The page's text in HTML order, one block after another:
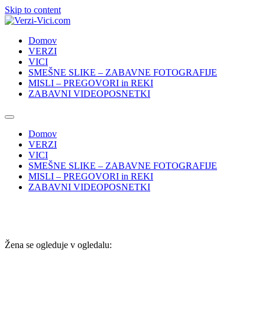
Skip to content
Domov
VERZI
VICI
SMEŠNE SLIKE – ZABAVNE FOTOGRAFIJE
MISLI – PREGOVORI in REKI
ZABAVNI VIDEOPOSNETKI
Domov
VERZI
VICI
SMEŠNE SLIKE – ZABAVNE FOTOGRAFIJE
MISLI – PREGOVORI in REKI
ZABAVNI VIDEOPOSNETKI
Žena se ogleduje v ogledalu: